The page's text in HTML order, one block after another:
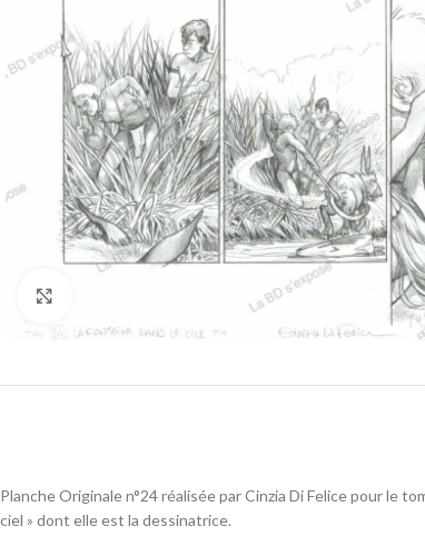
Planche Originale n°24 réalisée par Cinzia Di Felice pour le
ciel » dont elle est la dessinatrice.